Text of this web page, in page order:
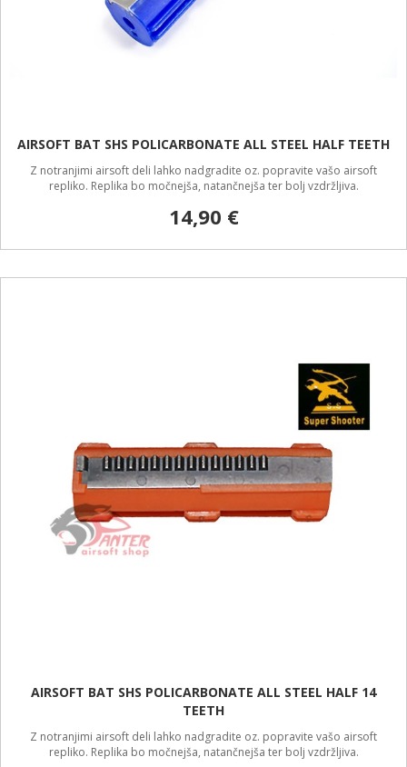
AIRSOFT BAT SHS POLICARBONATE ALL STEEL HALF TEETH
Z notranjimi airsoft deli lahko nadgradite oz. popravite vašo airsoft
repliko. Replika bo močnejša, natančnejša ter bolj vzdržljiva.
14,90 €
AIRSOFT BAT SHS POLICARBONATE ALL STEEL HALF 14
TEETH
Z notranjimi airsoft deli lahko nadgradite oz. popravite vašo airsoft
repliko. Replika bo močnejša, natančnejša ter bolj vzdržljiva.